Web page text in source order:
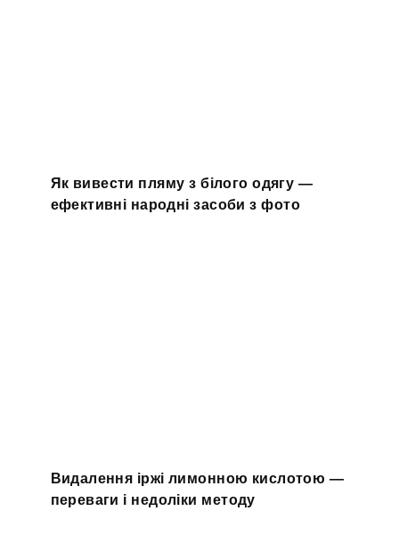
Як вивести пляму з білого одягу —
ефективні народні засоби з фото
Видалення іржі лимонною кислотою —
переваги і недоліки методу